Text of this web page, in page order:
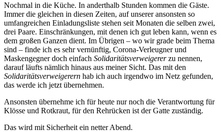
Nochmal in die Küche. In anderthalb Stunden kommen die Gäste.
Immer die gleichen in diesen Zeiten, auf unserer ansonsten so
umfangreichen Einladungsliste stehen seit Monaten die selben zwei,
drei Paare. Einschränkungen, mit denen ich gut leben kann, wenn es
dem großen Ganzen dient. Im Übrigen – wo wir grade beim Thema
sind – finde ich es sehr vernünftig, Corona-Verleugner und
Maskengegner doch einfach Solidaritätsverweigererzu nennen,
darauf läufts nämlich hinaus aus meiner Sicht. Das mit den
Solidaritätsverweigerern hab ich auch irgendwo im Netz gefunden,
das werde ich jetzt übernehmen.
Ansonsten übernehme ich für heute nur noch die Verantwortung für
Klösse und Rotkraut, für den Rehrücken ist der Gatte zuständig.
Das wird mit Sicherheit ein netter Abend.